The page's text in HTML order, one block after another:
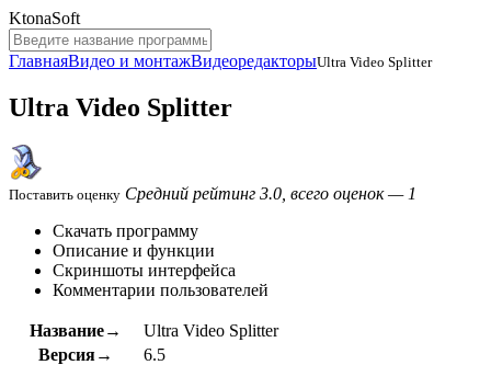
KtonaSoft
ГлавнаяВидео и монтажВидеоредакторыUltra Video Splitter
Ultra Video Splitter
Поставить оценку Средний рейтинг 3.0, всего оценок — 1
Скачать программу
Описание и функции
Скриншоты интерфейса
Комментарии пользователей
Название→
Ultra Video Splitter
Версия→
6.5